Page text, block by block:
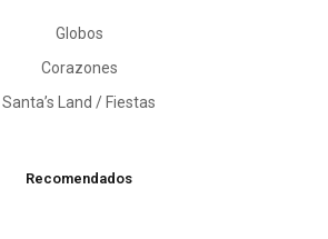
Globos
Corazones
Santa’s Land / Fiestas
Recomendados